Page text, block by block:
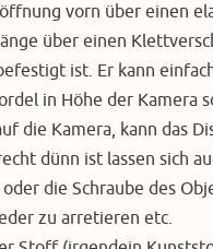
vorn über einen
über einen
ist. Er kann
in Höhe der Kamera
die Kamera, kann das
dünn ist lassen sich
die Schraube des
zu arretieren etc.